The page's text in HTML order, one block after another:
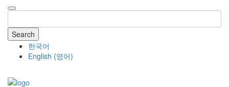
Search
한국어
English (영어)